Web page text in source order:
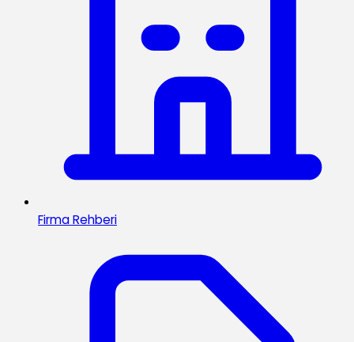
Firma Rehberi